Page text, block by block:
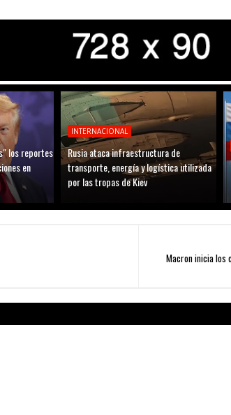
los reportes
en
INTERNACIONAL
Rusia ataca infraestructura de
transporte, energía y logística utilizada
por las tropas de Kiev
Macron inicia los